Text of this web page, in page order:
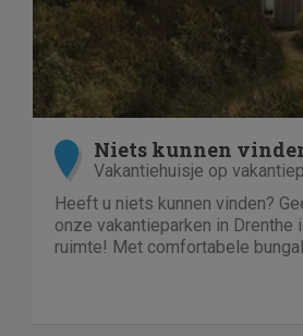
Niets kunnen
Vakantiehuisje op
Heeft u niets kunnen vinden?
onze vakantieparken in Drenthe
ruimte! Met comfortabele